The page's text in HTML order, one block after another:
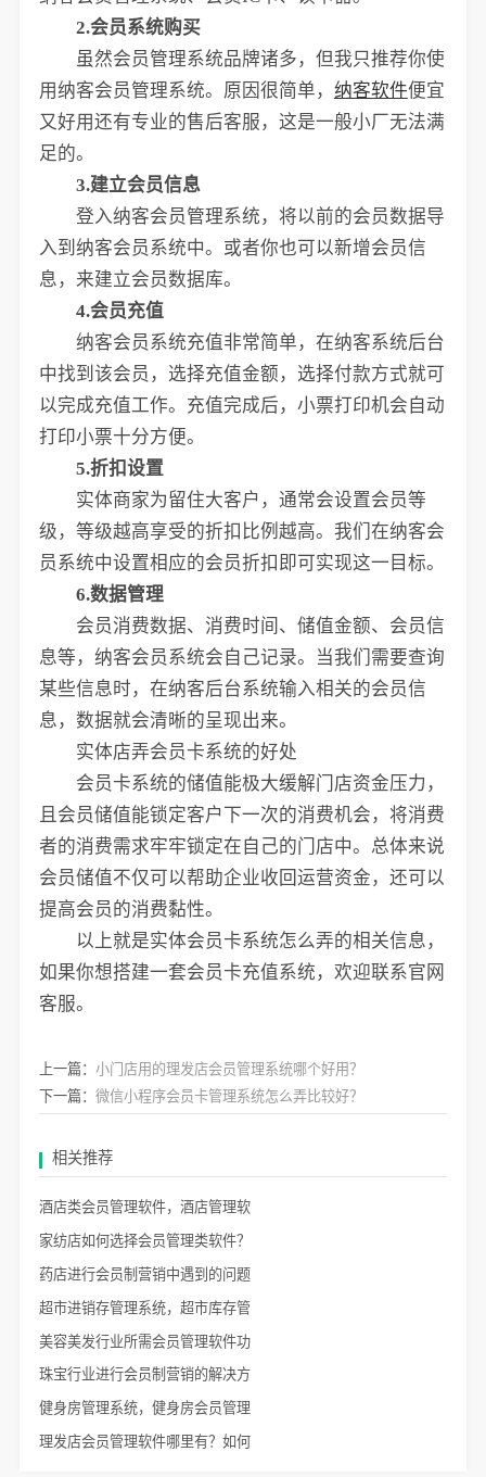
2.会员系统购买
虽然会员管理系统品牌诸多，但我只推荐你使
用纳客会员管理系统。原因很简单， 纳客软件便宜
又好用还有专业的售后客服，这是一般小厂无法满
足的。
3.建立会员信息
登入纳客会员管理系统，将以前的会员数据导
入到纳客会员系统中。或者你也可以新增会员信
息，来建立会员数据库。
4.会员充值
纳客会员系统充值非常简单，在纳客系统后台
中找到该会员，选择充值金额，选择付款方式就可
以完成充值工作。充值完成后，小票打印机会自动
打印小票十分方便。
5.折扣设置
实体商家为留住大客户，通常会设置会员等
级，等级越高享受的折扣比例越高。我们在纳客会
员系统中设置相应的会员折扣即可实现这一目标。
6.数据管理
会员消费数据、消费时间、储值金额、会员信
息等，纳客会员系统会自己记录。当我们需要查询
某些信息时，在纳客后台系统输入相关的会员信
息，数据就会清晰的呈现出来。
实体店弄会员卡系统的好处
会员卡系统的储值能极大缓解门店资金压力，
且会员储值能锁定客户下一次的消费机会，将消费
者的消费需求牢牢锁定在自己的门店中。总体来说
会员储值不仅可以帮助企业收回运营资金，还可以
提高会员的消费黏性。
以上就是实体会员卡系统怎么弄的相关信息，
如果你想搭建一套会员卡充值系统，欢迎联系官网
客服。
上一篇： 小门店用的理发店会员管理系统哪个好用？
下一篇： 微信小程序会员卡管理系统怎么弄比较好？
相关推荐
酒店类会员管理软件，酒店管理软
家纺店如何选择会员管理类软件？
药店进行会员制营销中遇到的问题
超市进销存管理系统，超市库存管
美容美发行业所需会员管理软件功
珠宝行业进行会员制营销的解决方
健身房管理系统，健身房会员管理
理发店会员管理软件哪里有？如何